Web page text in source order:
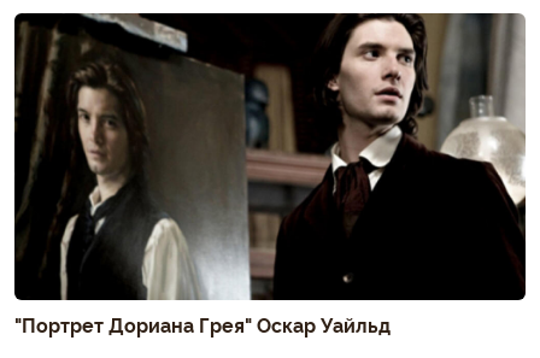
"Портрет Дориана Грея" Оскар Уайльд